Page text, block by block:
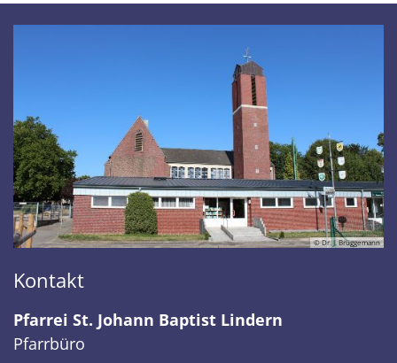
© Dr. J. Brüggemann
Kontakt
Pfarrei St. Johann Baptist Lindern
Pfarrbüro